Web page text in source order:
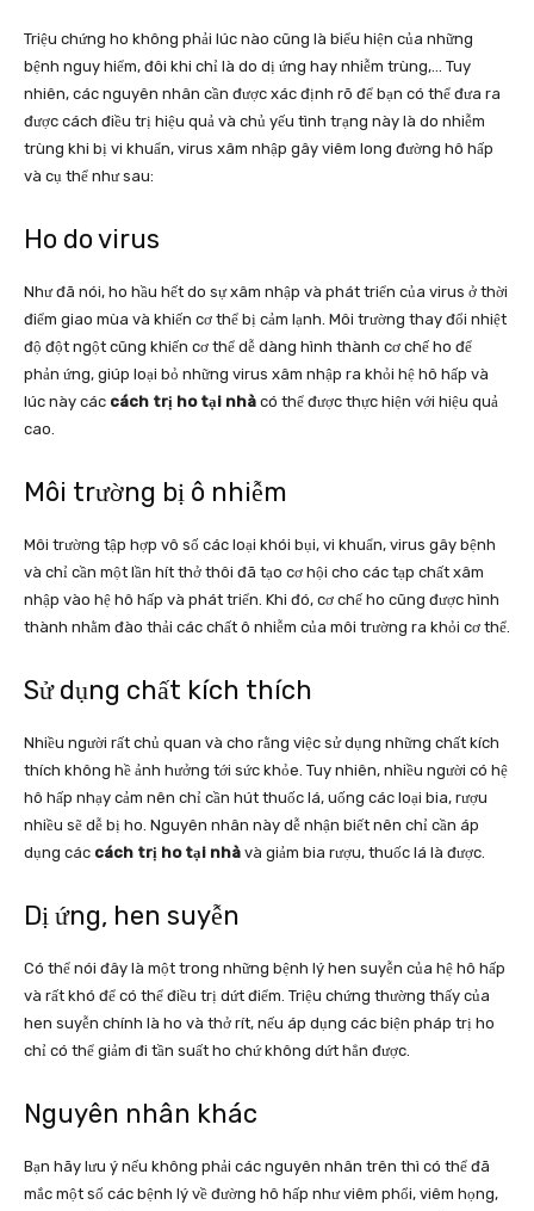
Triệu chứng ho không phải lúc nào cũng là biểu hiện của những
bệnh nguy hiểm, đôi khi chỉ là do dị ứng hay nhiễm trùng,… Tuy
nhiên, các nguyên nhân cần được xác định rõ để bạn có thể đưa ra
được cách điều trị hiệu quả và chủ yếu tình trạng này là do nhiễm
trùng khi bị vi khuẩn, virus xâm nhập gây viêm long đường hô hấp
và cụ thể như sau:
Ho do virus
Như đã nói, ho hầu hết do sự xâm nhập và phát triển của virus ở thời
điểm giao mùa và khiến cơ thể bị cảm lạnh. Môi trường thay đổi nhiệt
độ đột ngột cũng khiến cơ thể dễ dàng hình thành cơ chế ho để
phản ứng, giúp loại bỏ những virus xâm nhập ra khỏi hệ hô hấp và
lúc này các cách trị ho tại nhà có thể được thực hiện với hiệu quả
cao.
Môi trường bị ô nhiễm
Môi trường tập hợp vô số các loại khói bụi, vi khuẩn, virus gây bệnh
và chỉ cần một lần hít thở thôi đã tạo cơ hội cho các tạp chất xâm
nhập vào hệ hô hấp và phát triển. Khi đó, cơ chế ho cũng được hình
thành nhằm đào thải các chất ô nhiễm của môi trường ra khỏi cơ thể.
Sử dụng chất kích thích
Nhiều người rất chủ quan và cho rằng việc sử dụng những chất kích
thích không hề ảnh hưởng tới sức khỏe. Tuy nhiên, nhiều người có hệ
hô hấp nhạy cảm nên chỉ cần hút thuốc lá, uống các loại bia, rượu
nhiều sẽ dễ bị ho. Nguyên nhân này dễ nhận biết nên chỉ cần áp
dụng các cách trị ho tại nhà và giảm bia rượu, thuốc lá là được.
Dị ứng, hen suyễn
Có thể nói đây là một trong những bệnh lý hen suyễn của hệ hô hấp
và rất khó để có thể điều trị dứt điểm. Triệu chứng thường thấy của
hen suyễn chính là ho và thở rít, nếu áp dụng các biện pháp trị ho
chỉ có thể giảm đi tần suất ho chứ không dứt hẳn được.
Nguyên nhân khác
Bạn hãy lưu ý nếu không phải các nguyên nhân trên thì có thể đã
mắc một số các bệnh lý về đường hô hấp như viêm phổi, viêm họng,